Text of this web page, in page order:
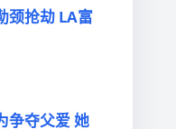
颈抢劫 LA富
争夺父爱 她